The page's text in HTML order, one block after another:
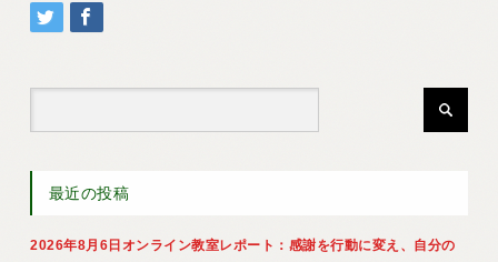
最近の投稿
2026年8月6日オンライン教室レポート：感謝を行動に変え、自分の